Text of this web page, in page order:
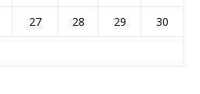
27 28 29
30